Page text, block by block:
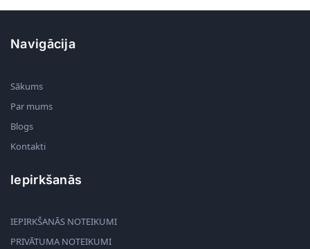
Navigācija
Sākums
Par mums
Blogs
Kontakti
Iepirkšanās
IEPIRKŠANĀS NOTEIKUMI
PRIVĀTUMA NOTEIKUMI